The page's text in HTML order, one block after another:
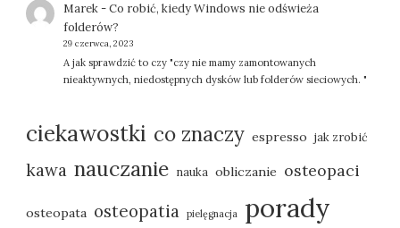
Marek-Co robić, kiedy Windows nie odświeża
folderów?
29 czerwca, 2023
A jak sprawdzić to czy "czy nie mamy zamontowanych
nieaktywnych, niedostępnych dysków lub folderów sieciowych. "
ciekawostki co znaczy espresso jak zrobić
kawa nauczanie nauka obliczanie osteopaci
osteopata osteopatia pielęgnacja porady